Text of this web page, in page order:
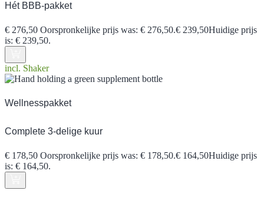
Hét BBB-pakket
€ 276,50 Oorspronkelijke prijs was: € 276,50.€ 239,50Huidige prijs
is: € 239,50.
incl. Shaker
Wellnesspakket
Complete 3-delige kuur
€ 178,50 Oorspronkelijke prijs was: € 178,50.€ 164,50Huidige prijs
is: € 164,50.